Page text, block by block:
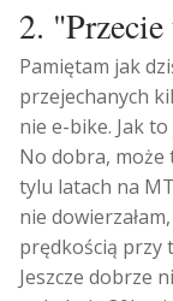
2.
Pamiętam jak
przejechanych
nie e-bike. Jak
No dobra, może
tylu latach na
nie
prędkością przy
Jeszcze dobrze